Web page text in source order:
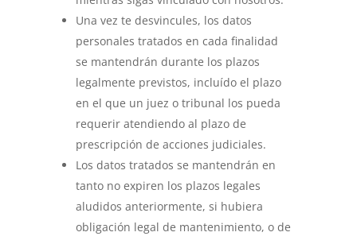
Una vez te desvincules, los datos
personales tratados en cada finalidad
se mantendrán durante los plazos
legalmente previstos, incluído el plazo
en el que un juez o tribunal los pueda
requerir atendiendo al plazo de
prescripción de acciones judiciales.
Los datos tratados se mantendrán en
tanto no expiren los plazos legales
aludidos anteriormente, si hubiera
obligación legal de mantenimiento, o de